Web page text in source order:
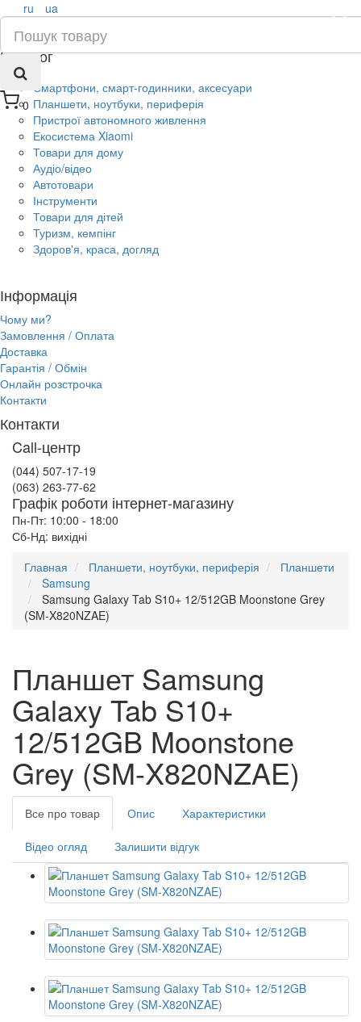
0
×
ru ua
Каталог
Смартфони, смарт-годинники, аксесуари
Планшети, ноутбуки, периферія
Пристрої автономного живлення
Екосистема Xiaomi
Товари для дому
Аудіо/відео
Автотовари
Інструменти
Товари для дітей
Туризм, кемпінг
Здоров'я, краса, догляд
Інформація
Чому ми?
Замовлення / Оплата
Доставка
Гарантія / Обмін
Онлайн розстрочка
Контакти
Контакти
Call-центр
(044) 507-17-19
(063) 263-77-62
Графік роботи інтернет-магазину
Пн-Пт: 10:00 - 18:00
Сб-Нд: вихідні
Главная
Планшети, ноутбуки, периферія
Планшети
Samsung
Samsung Galaxy Tab S10+ 12/512GB Moonstone Grey
(SM-X820NZAE)
Планшет Samsung
Galaxy Tab S10+
12/512GB Moonstone
Grey (SM-X820NZAE)
Все про товар Опис Характеристики
Відео огляд Залишити відгук